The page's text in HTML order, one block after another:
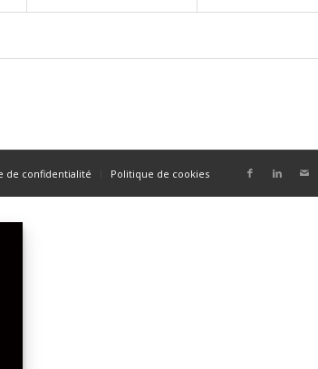
de confidentialité Politique de cookies